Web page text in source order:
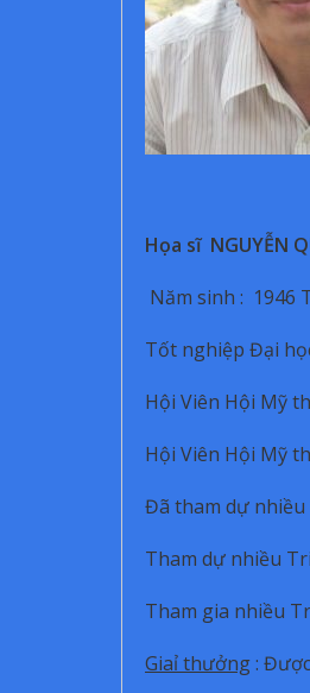
Họa sĩ NGUYỄN
Năm sinh : 1946
Tốt nghiệp Đại
Hội Viên Hội Mỹ
Hội Viên Hội Mỹ
Đã tham dự nhiều
Tham dự nhiều
Tham gia nhiều
Giaỉ thưởng: